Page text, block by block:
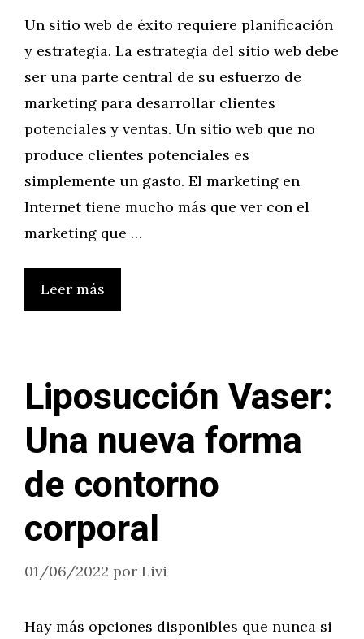
Un sitio web de éxito requiere planificación
y estrategia. La estrategia del sitio web debe
ser una parte central de su esfuerzo de
marketing para desarrollar clientes
potenciales y ventas. Un sitio web que no
produce clientes potenciales es
simplemente un gasto. El marketing en
Internet tiene mucho más que ver con el
marketing que …
Leer más
Liposucción Vaser:
Una nueva forma
de contorno
corporal
01/06/2022 por Livi
Hay más opciones disponibles que nunca si